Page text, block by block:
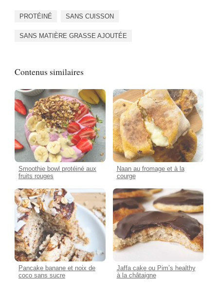
PROTÉINÉ SANS CUISSON
SANS MATIÈRE GRASSE AJOUTÉE
Contenus similaires
Smoothie bowl protéiné aux
fruits rouges
Naan au fromage et à la
courge
Pancake banane et noix de
coco sans sucre
Jaffa cake ou Pim’s healthy
à la châtaigne